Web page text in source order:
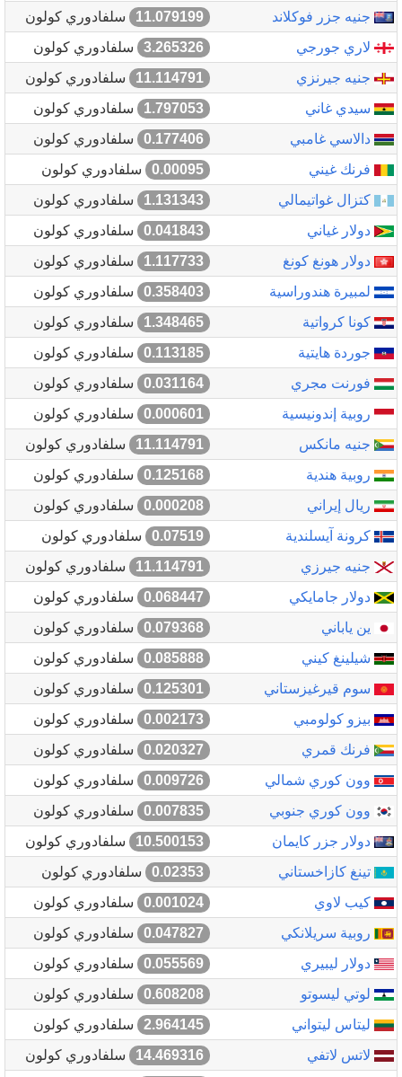
جنيه جزر فوكلاند 11.079199
سلفادوري كولون
لاري جورجي
3.265326
سلفادوري كولون
جنيه جيرنزي
11.114791
سلفادوري كولون
سيدي غاني
1.797053
سلفادوري كولون
دالاسي غامبي
0.177406
سلفادوري كولون
فرنك غيني
0.00095
سلفادوري كولون
كتزال غواتيمالي
1.131343
سلفادوري كولون
دولار غياني
0.041843
سلفادوري كولون
دولار هونغ كونغ
1.117733
سلفادوري كولون
لمبيرة هندوراسية
0.358403
سلفادوري كولون
كونا كرواتية
1.348465
سلفادوري كولون
جوردة هايتية
0.113185
سلفادوري كولون
فورنت مجري
0.031164
سلفادوري كولون
روبية إندونيسية
0.000601
سلفادوري كولون
جنيه مانكس
11.114791
سلفادوري كولون
روبية هندية
0.125168
سلفادوري كولون
ريال إيراني
0.000208
سلفادوري كولون
كرونة آيسلندية
0.07519
سلفادوري كولون
جنيه جيرزي
11.114791
سلفادوري كولون
دولار جامايكي
0.068447
سلفادوري كولون
ين ياباني
0.079368
سلفادوري كولون
شيلينغ كيني
0.085888
سلفادوري كولون
سوم قيرغيزستاني
0.125301
سلفادوري كولون
بيزو كولومبي
0.002173
سلفادوري كولون
فرنك قمري
0.020327
سلفادوري كولون
وون كوري شمالي
0.009726
سلفادوري كولون
وون كوري جنوبي
0.007835
سلفادوري كولون
دولار جزر كايمان
10.500153
سلفادوري كولون
تينغ كازاخستاني
0.02353
سلفادوري كولون
كيب لاوي
0.001024
سلفادوري كولون
روبية سريلانكي
0.047827
سلفادوري كولون
دولار ليبيري
0.055569
سلفادوري كولون
لوتي ليسوتو
0.608208
سلفادوري كولون
ليتاس ليتواني
2.964145
سلفادوري كولون
لاتس لاتفي
14.469316
سلفادوري كولون